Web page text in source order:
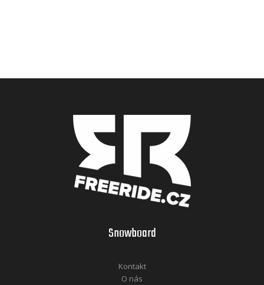
Snowboard
Kontakt
O nás